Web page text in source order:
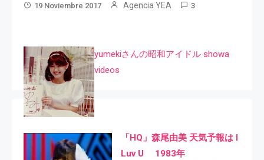
19 Noviembre 2017 Agencia YEA 3
yumekiさんの昭和アイドル showa
videos
「HQ」森尾由美 天気予報は I
Luv U 1983年